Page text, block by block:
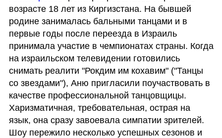
возрасте 18 лет из Киргизстана. На бывшей
родине занималась бальными танцами и в
первые годы после переезда в Израиль
принимала участие в чемпионатах страны. Когда
на израильском телевидении готовились
снимать реалити "Рокдим им кохавим" ("Танцы
со звездами"), Аню пригласили поучаствовать в
качестве профессиональной танцовщицы.
Харизматичная, требовательная, острая на
язык, она сразу завоевала симпатии зрителей.
Шоу пережило несколько успешных сезонов и